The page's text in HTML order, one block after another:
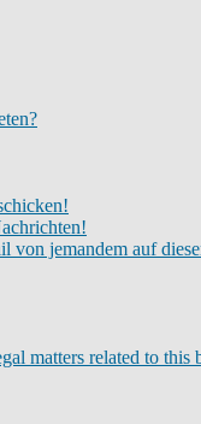
von jemandem auf
matters related to this